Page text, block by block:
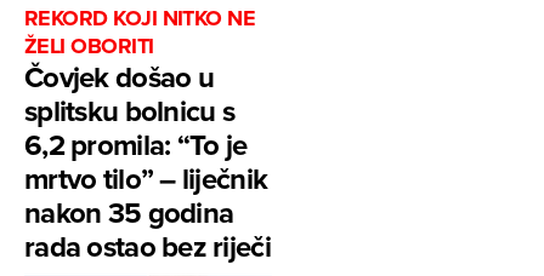
REKORD KOJI NITKO NE
ŽELI OBORITI
Čovjek došao u
splitsku bolnicu s
6,2 promila: “To je
mrtvo tilo” – liječnik
nakon 35 godina
rada ostao bez riječi